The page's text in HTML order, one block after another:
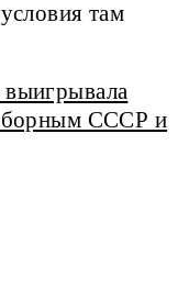
там
СССР и